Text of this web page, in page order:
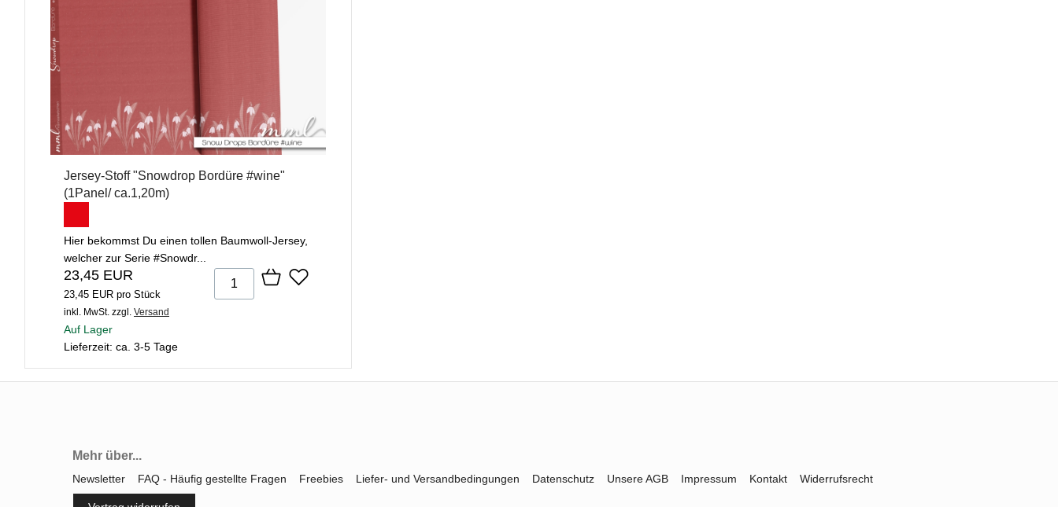
Jersey-Stoff "Snowdrop Bordüre #wine"
(1Panel/ ca.1,20m)
Hier bekommst Du einen tollen Baumwoll-Jersey,
welcher zur Serie #Snowdr...
23,45 EUR
23,45 EUR pro Stück
inkl. MwSt. zzgl. Versand
Auf Lager
Lieferzeit: ca. 3-5 Tage
Mehr über...
Newsletter FAQ - Häufig gestellte Fragen Freebies Liefer- und Versandbedingungen Datenschutz Unsere AGB Impressum Kontakt Widerrufsrecht